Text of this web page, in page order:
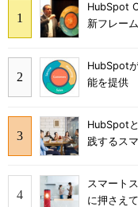
HubSpot
新フレー
HubSpot
能を提供
HubSpot
践するス
スマート
に押さえ